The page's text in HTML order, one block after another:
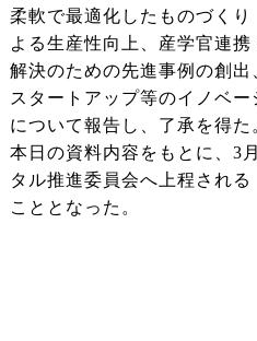
柔軟で最適化したものづくり
よる生産性向上、産学官連
解決のための先進事例の創出
スタートアップ等のイノベ
について報告し、了承を得た
本日の資料内容をもとに、3
タル推進委員会へ上程される
こととなった。